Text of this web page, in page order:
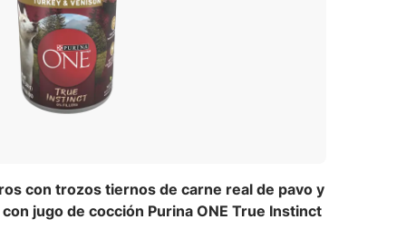
con trozos tiernos de carne real de pavo y
jugo de cocción Purina ONE True Instinct